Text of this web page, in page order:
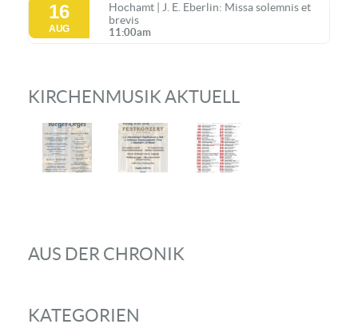
16
AUG
Hochamt | J. E. Eberlin: Missa solemnis et
brevis
11:00am
KIRCHENMUSIK AKTUELL
AUS DER CHRONIK
KATEGORIEN